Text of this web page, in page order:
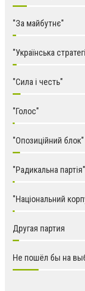
"За майбутнє"
"Українська
"Сила і честь"
"Голос"
"Опозиційний блок"
"Радикальна партія"
"Національний
Другая партия
Не пошёл бы на